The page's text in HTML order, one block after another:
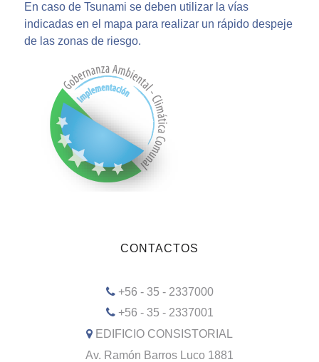
En caso de Tsunami se deben utilizar la vías
indicadas en el mapa para realizar un rápido despeje
de las zonas de riesgo.
CONTACTOS
+56 - 35 - 2337000
+56 - 35 - 2337001
EDIFICIO CONSISTORIAL
Av. Ramón Barros Luco 1881